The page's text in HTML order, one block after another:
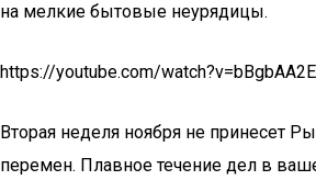
на мелкие бытовые неурядицы.
https://youtube.com/
Вторая неделя ноября не принесет
перемен. Плавное течение дел в